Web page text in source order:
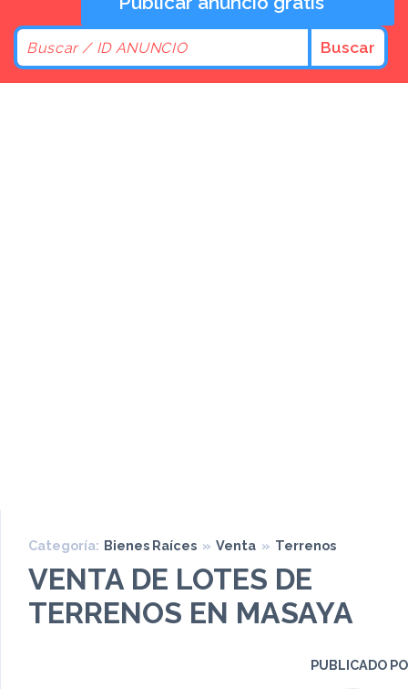
Buscar
Categoría: Bienes Raíces » Venta » Terrenos
VENTA DE LOTES DE
TERRENOS EN MASAYA
PUBLICADO